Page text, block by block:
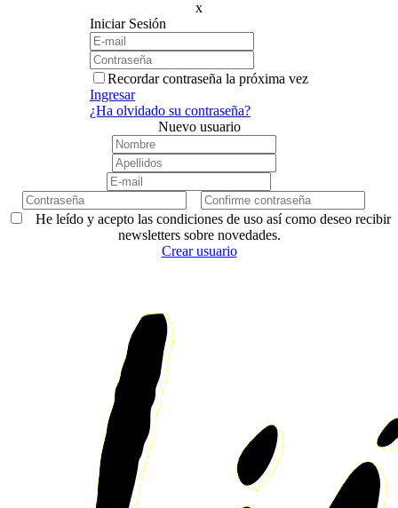
x
Iniciar Sesión
Recordar contraseña la próxima vez
Ingresar
¿Ha olvidado su contraseña?
Nuevo usuario
He leído y acepto las condiciones de uso así como deseo recibir
newsletters sobre novedades.
Crear usuario